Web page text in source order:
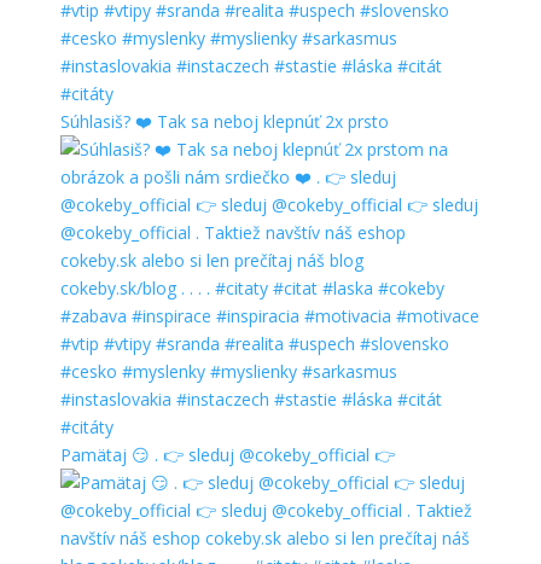
Súhlasiš? ❤️ Tak sa neboj klepnúť 2x prsto
Pamätaj 😏 . 👉 sleduj @cokeby_official 👉